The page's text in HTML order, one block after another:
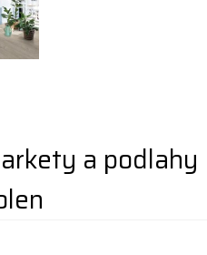
a podlahy